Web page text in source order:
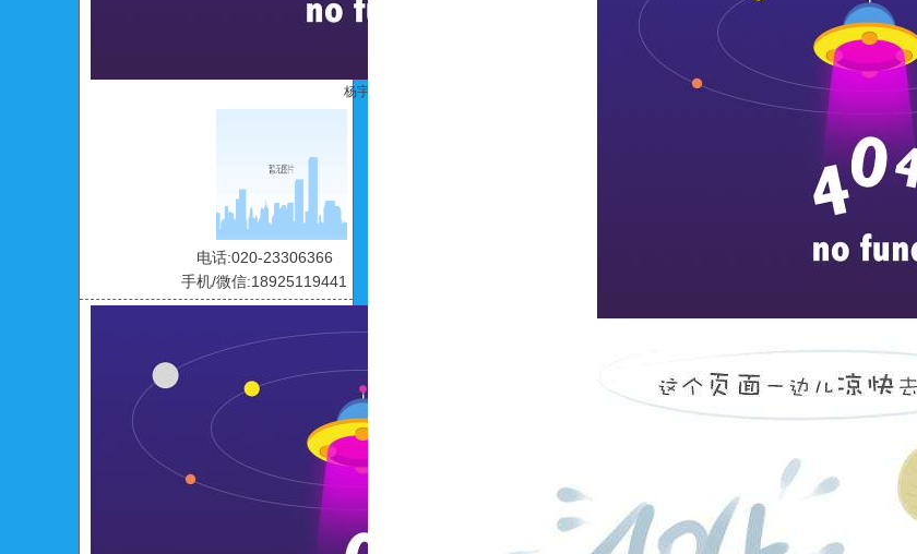
杨宇青
电话:020-23306366
手机/微信:18925119441